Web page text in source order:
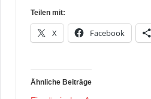
Teilen mit:
X Facebook
Ähnliche Beiträge